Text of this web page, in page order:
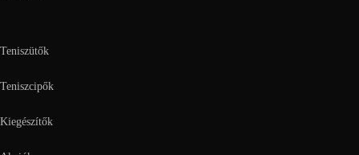
Teniszütők
Teniszcipők
Kiegészítők